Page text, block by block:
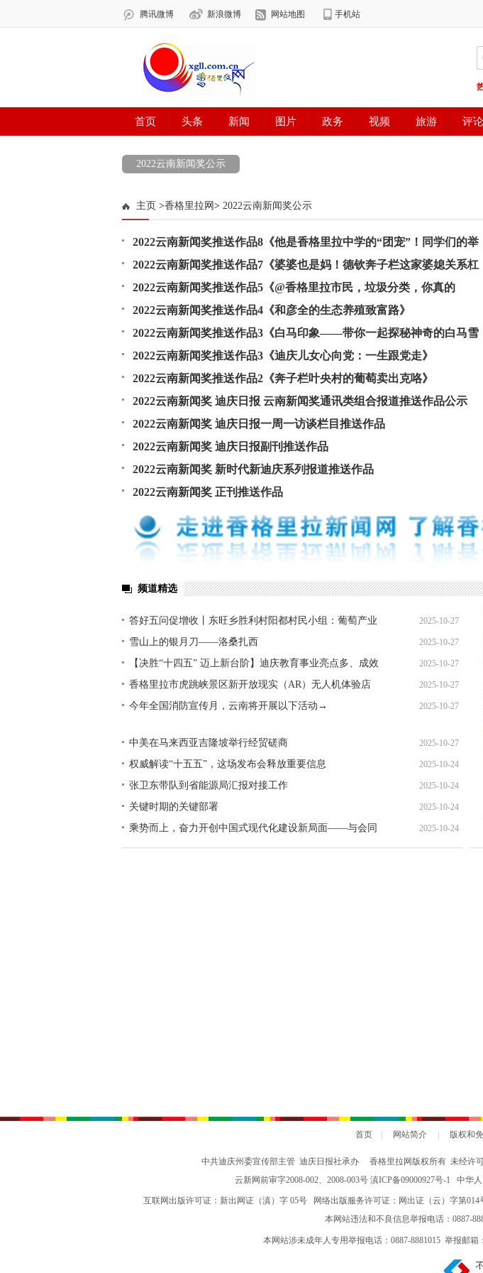
2022云南新闻奖公示
主页 >香格里拉网 > 2022云南新闻奖公示
2022云南新闻奖推送作品8《他是香格里拉中学的“团宠”！同学们的举
动暖了所有人的心······》
2022云南新闻奖推送作品7《婆婆也是妈！德钦奔子栏这家婆媳关系杠
杠滴》
2022云南新闻奖推送作品5《@香格里拉市民，垃圾分类，你真的
懂？》
2022云南新闻奖推送作品4《和彦全的生态养殖致富路》
2022云南新闻奖推送作品3《白马印象——带你一起探秘神奇的白马雪
山》
2022云南新闻奖推送作品3《迪庆儿女心向党：一生跟党走》
2022云南新闻奖推送作品2《奔子栏叶央村的葡萄卖出克咯》
2022云南新闻奖 迪庆日报 云南新闻奖通讯类组合报道推送作品公示
2022云南新闻奖 迪庆日报一周一访谈栏目推送作品
2022云南新闻奖 迪庆日报副刊推送作品
2022云南新闻奖 新时代新迪庆系列报道推送作品
2022云南新闻奖 正刊推送作品
频道精选
答好五问促增收丨东旺乡胜利村阳都村民小组：葡萄产业
铺就“甜蜜”增收路
2025-10-27
雪山上的银月刀——洛桑扎西 2025-10-27
【决胜“十四五” 迈上新台阶】迪庆教育事业亮点多、成效
显——培根铸魂育桃李
2025-10-27
香格里拉市虎跳峡景区新开放现实（AR）无人机体验店 2025-10-27
今年全国消防宣传月，云南将开展以下活动→ 2025-10-27
中美在马来西亚吉隆坡举行经贸磋商 2025-10-27
权威解读“十五五”，这场发布会释放重要信息 2025-10-24
张卫东带队到省能源局汇报对接工作 2025-10-24
关键时期的关键部署 2025-10-24
乘势而上，奋力开创中国式现代化建设新局面——与会同
志谈贯彻落实党的二十届四中全会精神
2025-10-24